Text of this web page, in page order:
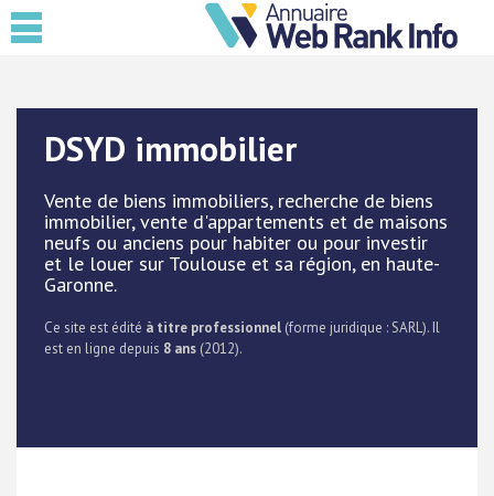
DSYD immobilier
Vente de biens immobiliers, recherche de biens
immobilier, vente d'appartements et de maisons
neufs ou anciens pour habiter ou pour investir
et le louer sur Toulouse et sa région, en haute-
Garonne.
Ce site est édité à titre professionnel (forme juridique : SARL). Il
est en ligne depuis 8 ans (2012).